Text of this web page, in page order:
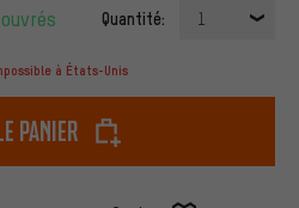
Quantité: 1
à États-Unis
panier